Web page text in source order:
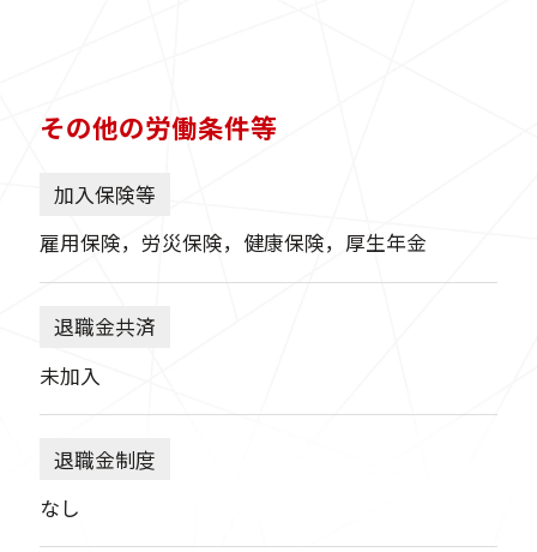
その他の労働条件等
加入保険等
雇用保険，労災保険，健康保険，厚生年金
退職金共済
未加入
退職金制度
なし